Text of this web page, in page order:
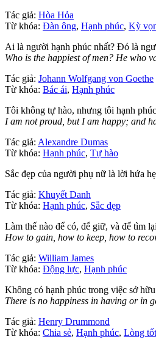
Tác giả: Hòa Hỏa
Từ khóa: Đàn ông, Hạnh phúc, Kỳ
Ai là người hạnh phúc nhất? Đó là
Who is the happiest of men? He who
Tác giả: Johann Wolfgang von Goethe
Từ khóa: Bác ái, Hạnh phúc
Tôi không tự hào, nhưng tôi hạnh
I am not proud, but I am happy; and
Tác giả: Alexandre Dumas
Từ khóa: Hạnh phúc, Tự hào
Sắc đẹp của người phụ nữ là lời hứa
Tác giả: Khuyết Danh
Từ khóa: Hạnh phúc, Sắc đẹp
Làm thế nào để có, để giữ, và để tìm
How to gain, how to keep, how to
Tác giả: William James
Từ khóa: Động lực, Hạnh phúc
Không có hạnh phúc trong việc sở
There is no happiness in having or in
Tác giả: Henry Drummond
Từ khóa: Chia sẻ, Hạnh phúc, Lòng tốt